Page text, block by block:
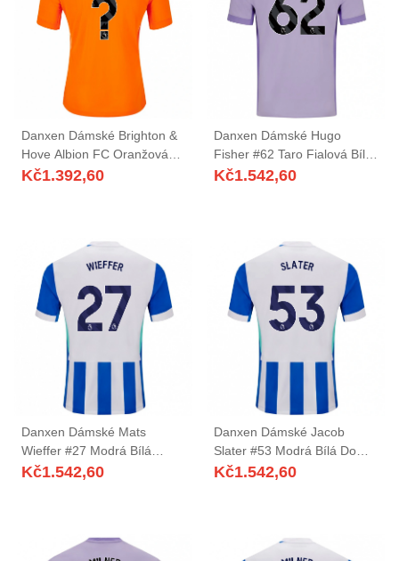
Danxen Dámské Brighton &
Hove Albion FC Oranžová
Černá Brankář Dresy
Kč1.392,60
Danxen Dámské Hugo
Fisher #62 Taro Fialová Bílá
Daleko Hráčské Dresy
Kč1.542,60
Danxen Dámské Mats
Wieffer #27 Modrá Bílá
Domů Hráčské Dresy
Kč1.542,60
Danxen Dámské Jacob
Slater #53 Modrá Bílá Domů
Hráčské Dresy 2025/26 Dres
Kč1.542,60